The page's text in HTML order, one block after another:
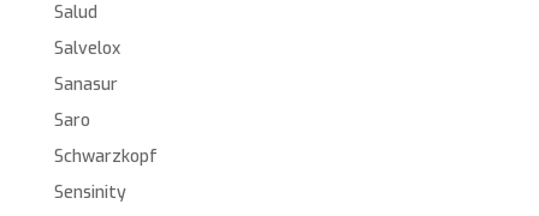
Salud
Salvelox
Sanasur
Saro
Schwarzkopf
Sensinity